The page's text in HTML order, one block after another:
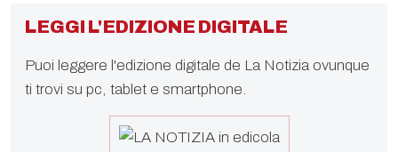
LEGGI L'EDIZIONE DIGITALE
Puoi leggere l'edizione digitale de La Notizia ovunque
ti trovi su pc, tablet e smartphone.